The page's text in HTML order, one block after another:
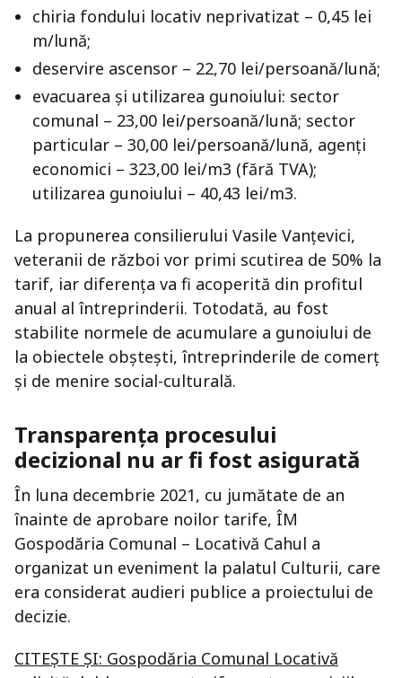
chiria fondului locativ neprivatizat – 0,45 lei
m/lună;
deservire ascensor – 22,70 lei/persoană/lună;
evacuarea și utilizarea gunoiului: sector
comunal – 23,00 lei/persoană/lună; sector
particular – 30,00 lei/persoană/lună, agenți
economici – 323,00 lei/m3 (fără TVA);
utilizarea gunoiului – 40,43 lei/m3.
La propunerea consilierului Vasile Vanțevici,
veteranii de război vor primi scutirea de 50% la
tarif, iar diferența va fi acoperită din profitul
anual al întreprinderii. Totodată, au fost
stabilite normele de acumulare a gunoiului de
la obiectele obștești, întreprinderile de comerț
și de menire social-culturală.
Transparența procesului
decizional nu ar fi fost asigurată
În luna decembrie 2021, cu jumătate de an
înainte de aprobare noilor tarife, ÎM
Gospodăria Comunal – Locativă Cahul a
organizat un eveniment la palatul Culturii, care
era considerat audieri publice a proiectului de
decizie.
CITEȘTE ȘI: Gospodăria Comunal Locativă